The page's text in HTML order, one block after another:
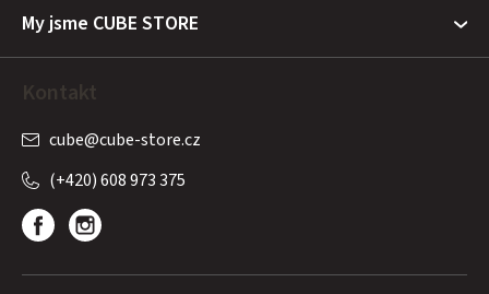
My jsme CUBE STORE
Kontakt
cube@cube-store.cz
(+420) 608 973 375